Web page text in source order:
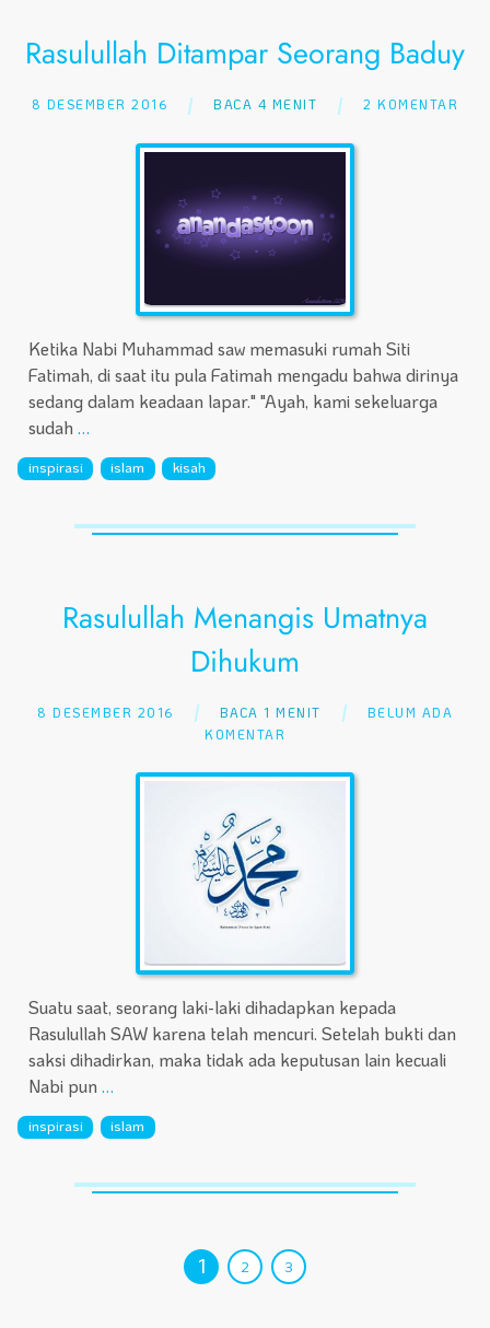
Rasulullah Ditampar Seorang Baduy
8 DESEMBER 2016 BACA 4 MENIT 2 KOMENTAR
Ketika Nabi Muhammad saw memasuki rumah Siti
Fatimah, di saat itu pula Fatimah mengadu bahwa dirinya
sedang dalam keadaan lapar." "Ayah, kami sekeluarga
sudah …
inspirasi islam kisah
Rasulullah Menangis Umatnya
Dihukum
8 DESEMBER 2016 BACA 1 MENIT
BELUM ADA
KOMENTAR
Suatu saat, seorang laki-laki dihadapkan kepada
Rasulullah SAW karena telah mencuri. Setelah bukti dan
saksi dihadirkan, maka tidak ada keputusan lain kecuali
Nabi pun …
inspirasi islam
1 2 3